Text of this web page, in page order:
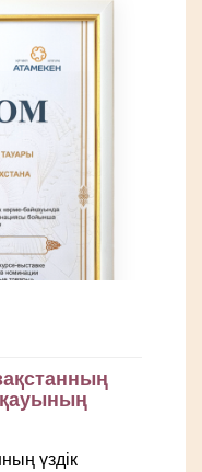
үздік